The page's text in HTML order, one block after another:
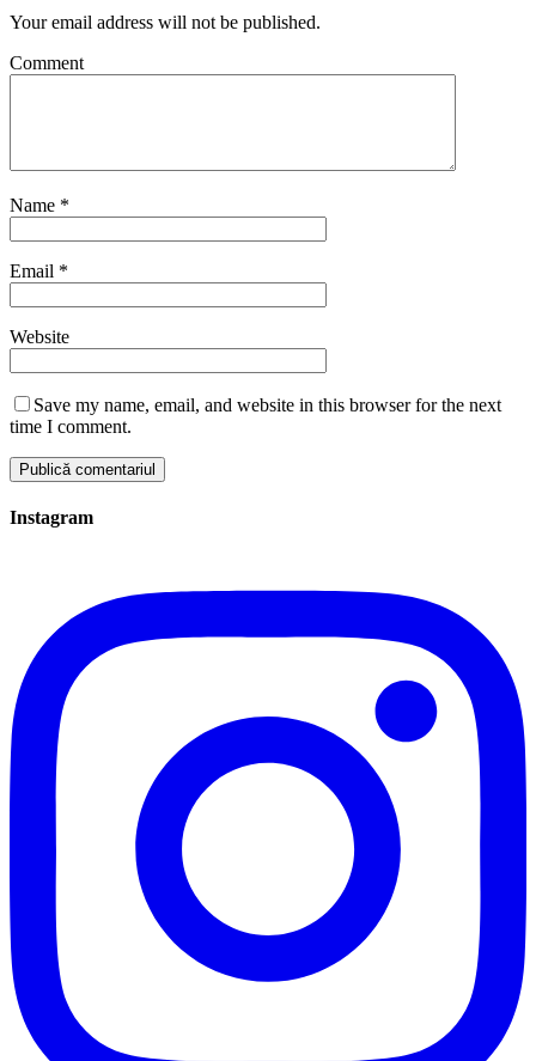
Your email address will not be published.
Comment
Name *
Email *
Website
Save my name, email, and website in this browser for the next
time I comment.
Instagram